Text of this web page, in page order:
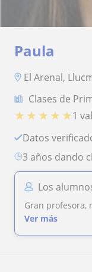
Paula
El Arenal,
Clases de
★ ★ ★ ★ ★1
Datos
3 años dando
Los
Gran profesora,
Ver más